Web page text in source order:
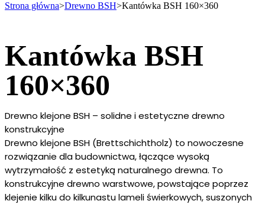
Strona główna>Drewno BSH>Kantówka BSH 160×360
Kantówka BSH
160×360
Drewno klejone BSH – solidne i estetyczne drewno
konstrukcyjne
Drewno klejone BSH (Brettschichtholz) to nowoczesne
rozwiązanie dla budownictwa, łączące wysoką
wytrzymałość z estetyką naturalnego drewna. To
konstrukcyjne drewno warstwowe, powstające poprzez
klejenie kilku do kilkunastu lameli świerkowych, suszonych